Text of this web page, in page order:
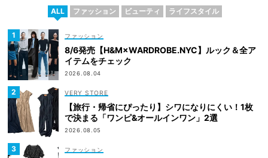
ALL ファッション ビューティ ライフスタイル
ファッション
8/6発売【H&M×WARDROBE.NYC】ルック＆全ア
イテムをチェック
2026.08.04
VERY STORE
【旅行・帰省にぴったり】シワになりにくい！1枚
で決まる「ワンピ&オールインワン」2選
2026.08.05
ファッション